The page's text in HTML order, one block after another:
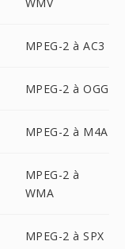
MPEG-2 à AC3
MPEG-2 à OGG
MPEG-2 à M4A
MPEG-2 à
WMA
MPEG-2 à SPX